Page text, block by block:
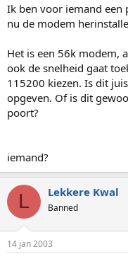
t
e
Ik ben voor iemand een
nu de modem
Het is een 56k modem,
ook de snelheid gaat
115200 kiezen. Is dit
opgeven. Of is dit
poort?
iemand?
L Lekkere Kwal
Banned
14 jan 2003